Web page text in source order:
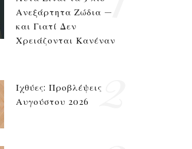
Ανεξάρτητα Ζώδια —
και Γιατί Δεν
Χρειάζονται Κανέναν
Ιχθύες: Προβλέψεις
Αυγούστου 2026
2